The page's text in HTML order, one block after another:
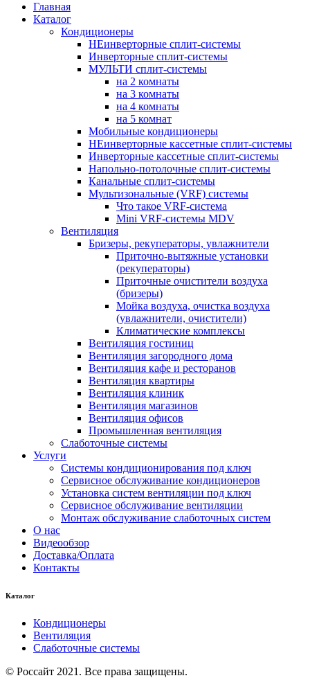
Главная
Каталог
Кондиционеры
НЕинверторные сплит-системы
Инверторные сплит-системы
МУЛЬТИ сплит-системы
на 2 комнаты
на 3 комнаты
на 4 комнаты
на 5 комнат
Мобильные кондиционеры
НЕинверторные кассетные сплит-системы
Инверторные кассетные сплит-системы
Напольно-потолочные сплит-системы
Канальные сплит-системы
Мультизональные (VRF) системы
Что такое VRF-система
Mini VRF-системы MDV
Вентиляция
Бризеры, рекуператоры, увлажнители
Приточно-вытяжные установки
(рекуператоры)
Приточные очистители воздуха
(бризеры)
Мойка воздуха, очистка воздуха
(увлажнители, очистители)
Климатические комплексы
Вентиляция гостиниц
Вентиляция загородного дома
Вентиляция кафе и ресторанов
Вентиляция квартиры
Вентиляция клиник
Вентиляция магазинов
Вентиляция офисов
Промышленная вентиляция
Слаботочные системы
Услуги
Системы кондиционирования под ключ
Сервисное обслуживание кондиционеров
Установка систем вентиляции под ключ
Сервисное обслуживание вентиляции
Монтаж обслуживание слаботочных систем
О нас
Видеообзор
Доставка/Оплата
Контакты
Каталог
Кондиционеры
Вентиляция
Слаботочные системы
© Россайт 2021. Все права защищены.